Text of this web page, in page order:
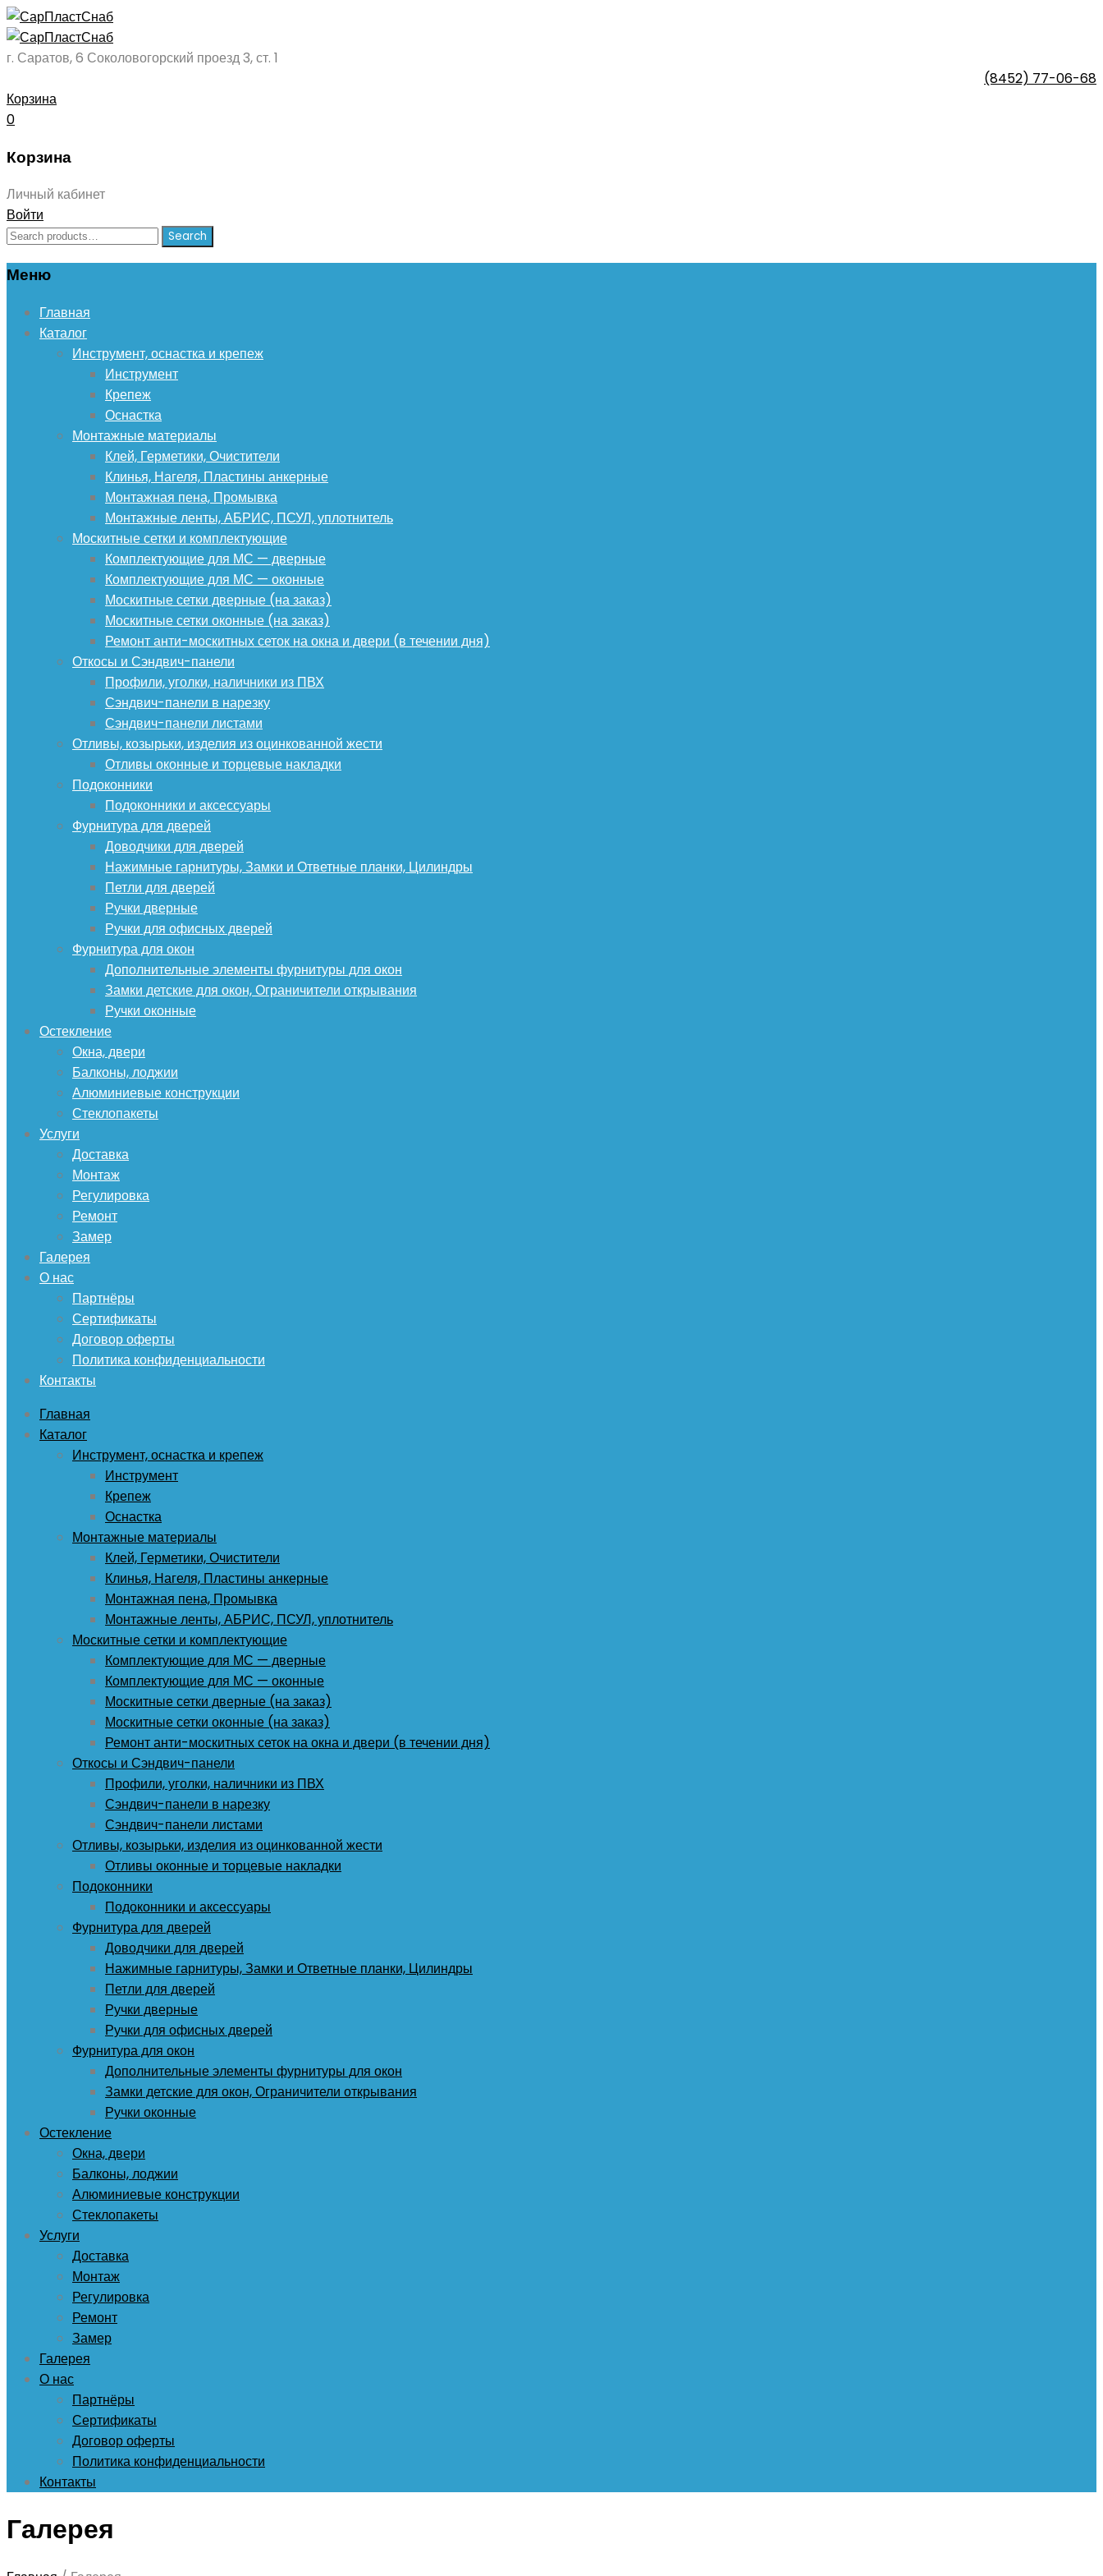
г. Саратов, 6 Соколовогорский проезд 3, ст. 1
(8452) 77-06-68
Корзина
0
Корзина
Личный кабинет
Войти
Search
Search
Меню
Skip
content
Главная
Каталог
Инструмент, оснастка и крепеж
Инструмент
Крепеж
Оснастка
Монтажные материалы
Клей, Герметики, Очистители
Клинья, Нагеля, Пластины анкерные
Монтажная пена, Промывка
Монтажные ленты, АБРИС, ПСУЛ, уплотнитель
Москитные сетки и комплектующие
Комплектующие для МС — дверные
Комплектующие для МС — оконные
Москитные сетки дверные (на заказ)
Москитные сетки оконные (на заказ)
Ремонт анти-москитных сеток на окна и двери (в течении дня)
Откосы и Сэндвич-панели
Профили, уголки, наличники из ПВХ
Сэндвич-панели в нарезку
Сэндвич-панели листами
Отливы, козырьки, изделия из оцинкованной жести
Отливы оконные и торцевые накладки
Подоконники
Подоконники и аксессуары
Фурнитура для дверей
Доводчики для дверей
Нажимные гарнитуры, Замки и Ответные планки, Цилиндры
Петли для дверей
Ручки дверные
Ручки для офисных дверей
Фурнитура для окон
Дополнительные элементы фурнитуры для окон
Замки детские для окон, Ограничители открывания
Ручки оконные
Остекление
Окна, двери
Балконы, лоджии
Алюминиевые конструкции
Стеклопакеты
Услуги
Доставка
Монтаж
Регулировка
Ремонт
Замер
Галерея
О нас
Партнёры
Сертификаты
Договор оферты
Политика конфиденциальности
Контакты
Главная
Каталог
Инструмент, оснастка и крепеж
Инструмент
Крепеж
Оснастка
Монтажные материалы
Клей, Герметики, Очистители
Клинья, Нагеля, Пластины анкерные
Монтажная пена, Промывка
Монтажные ленты, АБРИС, ПСУЛ, уплотнитель
Москитные сетки и комплектующие
Комплектующие для МС — дверные
Комплектующие для МС — оконные
Москитные сетки дверные (на заказ)
Москитные сетки оконные (на заказ)
Ремонт анти-москитных сеток на окна и двери (в течении дня)
Откосы и Сэндвич-панели
Профили, уголки, наличники из ПВХ
Сэндвич-панели в нарезку
Сэндвич-панели листами
Отливы, козырьки, изделия из оцинкованной жести
Отливы оконные и торцевые накладки
Подоконники
Подоконники и аксессуары
Фурнитура для дверей
Доводчики для дверей
Нажимные гарнитуры, Замки и Ответные планки, Цилиндры
Петли для дверей
Ручки дверные
Ручки для офисных дверей
Фурнитура для окон
Дополнительные элементы фурнитуры для окон
Замки детские для окон, Ограничители открывания
Ручки оконные
Остекление
Окна, двери
Балконы, лоджии
Алюминиевые конструкции
Стеклопакеты
Услуги
Доставка
Монтаж
Регулировка
Ремонт
Замер
Галерея
О нас
Партнёры
Сертификаты
Договор оферты
Политика конфиденциальности
Контакты
Галерея